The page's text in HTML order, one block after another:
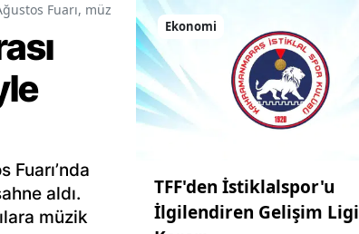
Fuarı, müzik şöleniyle renkli anlar sundu
aldı.
müzik
Ekonomi
TFF'den İstiklalspor'u
İlgilendiren Gelişim Ligi